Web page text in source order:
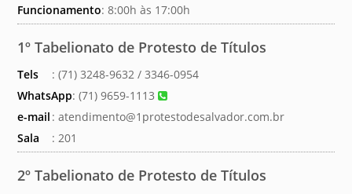
Funcionamento: 8:00h às 17:00h
1º Tabelionato de Protesto de Títulos
Tels
: (71) 3248-9632 / 3346-0954
WhatsApp:(71) 9659-1113
e-mail :atendimento@1protestodesalvador.com.br
Sala
: 201
2º Tabelionato de Protesto de Títulos